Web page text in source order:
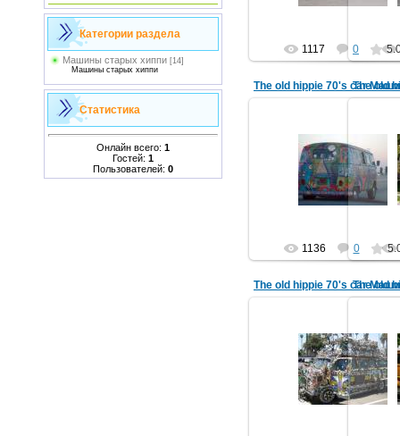
Категории раздела
Машины старых хиппи [14]
Машины старых хиппи
Статистика
Онлайн всего: 1
Гостей: 1
Пользователей: 0
hippi_in
1117 0
Машины старых хиппи
My dream car is a 1970's
camper van painted up all
my art-major f...
hippi_in
1136 0
My
09.07.2012
Машины старых хиппи
My dream car is a 1970's
camper van painted up all
my art-major f...
hippi_in
My